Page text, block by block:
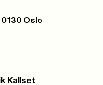
Oslo
Kallset